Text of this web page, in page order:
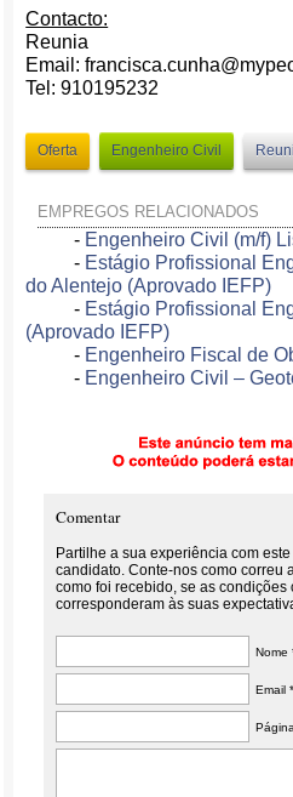
Contacto:
Reunia
Email:
Tel: 910195232
Oferta Engenheiro Civil
EMPREGOS RELACIONADOS
- Engenheiro Civil (m/f)
- Estágio Profissional
do Alentejo (Aprovado IEFP)
- Estágio Profissional
(Aprovado IEFP)
- Engenheiro Fiscal de
- Engenheiro Civil –
Comentar
Partilhe a sua experiência com
candidato. Conte-nos como correu
como foi recebido, se as condições
corresponderam às suas
Nome
Email *